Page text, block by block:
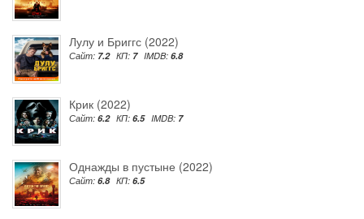
Лулу и Бриггс (2022)
Сайт: 7.2 КП: 7 IMDB: 6.8
Крик (2022)
Сайт: 6.2 КП: 6.5 IMDB: 7
Однажды в пустыне (2022)
Сайт: 6.8 КП: 6.5